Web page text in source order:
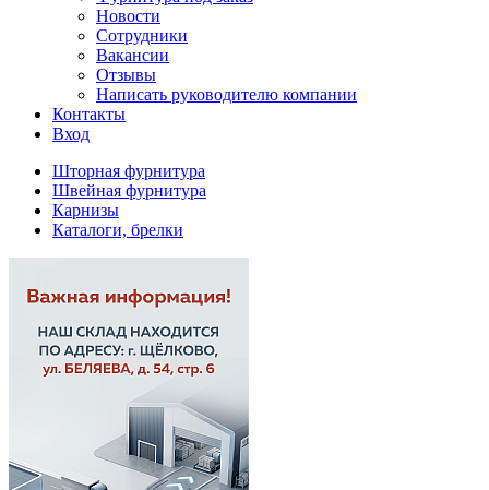
Новости
Сотрудники
Вакансии
Отзывы
Написать руководителю компании
Контакты
Вход
Шторная фурнитура
Швейная фурнитура
Карнизы
Каталоги, брелки